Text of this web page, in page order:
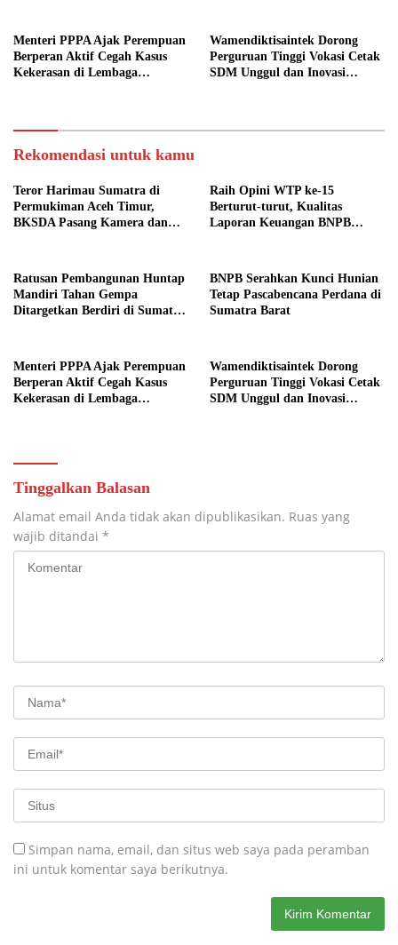
Menteri PPPA Ajak Perempuan
Berperan Aktif Cegah Kasus
Kekerasan di Lembaga
Wamendiktisaintek Dorong
Perguruan Tinggi Vokasi Cetak
SDM Unggul dan Inovasi
Rekomendasi untuk kamu
Teror Harimau Sumatra di
Permukiman Aceh Timur,
BKSDA Pasang Kamera dan
Raih Opini WTP ke-15
Berturut-turut, Kualitas
Laporan Keuangan BNPB
Ratusan Pembangunan Huntap
Mandiri Tahan Gempa
Ditargetkan Berdiri di Sumatra
BNPB Serahkan Kunci Hunian
Tetap Pascabencana Perdana di
Sumatra Barat
Menteri PPPA Ajak Perempuan
Berperan Aktif Cegah Kasus
Kekerasan di Lembaga
Wamendiktisaintek Dorong
Perguruan Tinggi Vokasi Cetak
SDM Unggul dan Inovasi
Tinggalkan Balasan
Alamat email Anda tidak akan dipublikasikan. Ruas yang
wajib ditandai *
Simpan nama, email, dan situs web saya pada peramban
ini untuk komentar saya berikutnya.